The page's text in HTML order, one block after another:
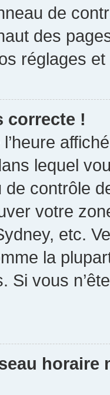
de
des
réglages
correcte !
lequel
contrôle
votre
etc.
la
Si vous
horaire